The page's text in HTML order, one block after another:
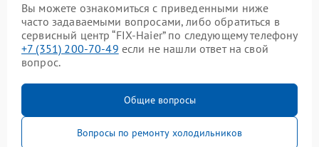
Вы можете ознакомиться с приведенными ниже
часто задаваемыми вопросами, либо обратиться в
сервисный центр “FIX-Haier” по следующему телефону
+7 (351) 200-70-49 если не нашли ответ на свой
вопрос.
Общие вопросы
Вопросы по ремонту холодильников